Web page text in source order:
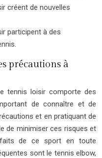
créent de nouvelles
participent à des
précautions à
tennis loisir comporte des
de connaître et de
et en pratiquant de
de minimiser ces risques et
de ce sport en toute
sont le tennis elbow,